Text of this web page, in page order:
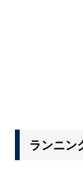
ランニン